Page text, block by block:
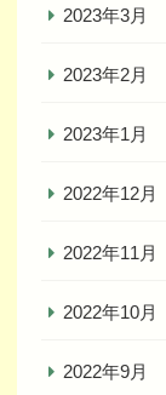
2023年3月
2023年2月
2023年1月
2022年12月
2022年11月
2022年10月
2022年9月